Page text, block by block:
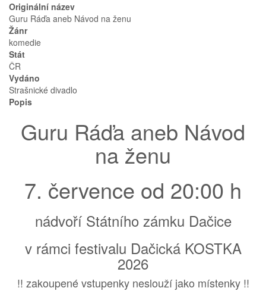
Originální název
Guru Ráďa aneb Návod na ženu
Žánr
komedie
Stát
ČR
Vydáno
Strašnické divadlo
Popis
Guru Ráďa aneb Návod
na ženu
7. července od 20:00 h
nádvoří Státního zámku Dačice
v rámci festivalu Dačická KOSTKA
2026
!! zakoupené vstupenky neslouží jako místenky !!